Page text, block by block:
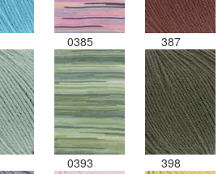
0385 387
0393 398